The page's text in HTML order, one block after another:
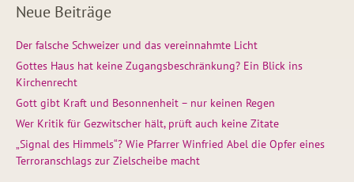
Neue Beiträge
Der falsche Schweizer und das vereinnahmte Licht
Gottes Haus hat keine Zugangsbeschränkung? Ein Blick ins
Kirchenrecht
Gott gibt Kraft und Besonnenheit – nur keinen Regen
Wer Kritik für Gezwitscher hält, prüft auch keine Zitate
„Signal des Himmels“? Wie Pfarrer Winfried Abel die Opfer eines
Terroranschlags zur Zielscheibe macht